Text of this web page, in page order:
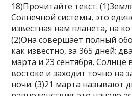
18)Прочитайте текст.
Солнечной системы, это
известная нам планета, на
(2)Она совершает полный
как известно, за 365 дней;
марта и 23 сентября, Солнце
востоке и заходит точно на
ночи. (3)21 марта называют